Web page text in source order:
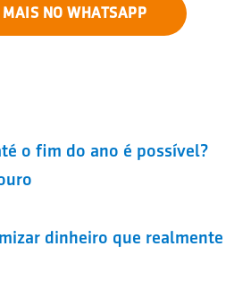
NO WHATSAPP
o fim do ano é possível?
dinheiro que realmente